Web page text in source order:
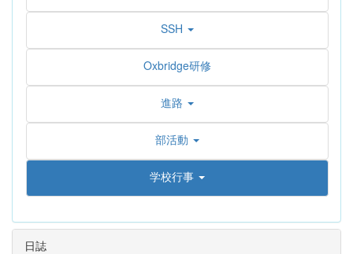
SSH
Oxbridge研修
進路
部活動
学校行事
日誌